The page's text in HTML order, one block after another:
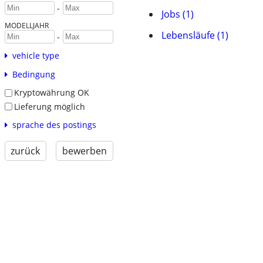
-
MODELLJAHR
-
vehicle type
Bedingung
Kryptowährung OK
Lieferung möglich
sprache des postings
zurück bewerben
Jobs (1)
Lebensläufe (1)